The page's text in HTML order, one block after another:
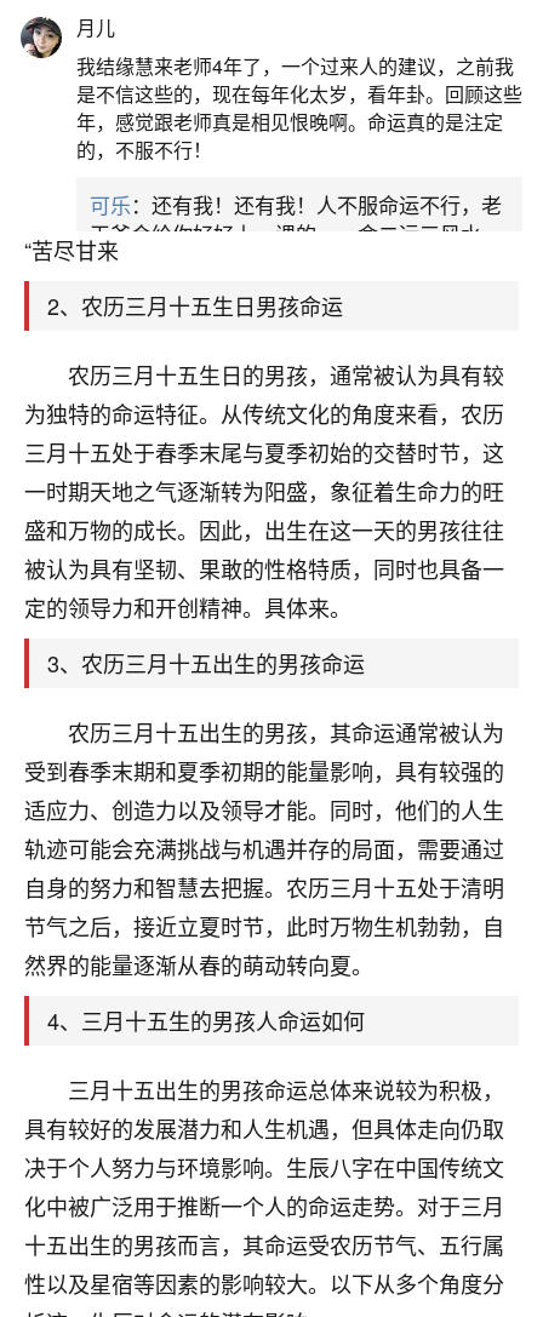
天出生的孩子，常被认为性格稳重务实，尤其若年
份属马或生肖为蛇，更显聪慧果敢、人缘好、贵人
运强。比如2026年农历三月出生的马男孩，热情开
朗、活力充沛，事业上机遇多，适合创业，财运也
较稳定。从命理角度看，三月十五属月中圆满之
日，象征平衡与潜力。有资料提到“平生衣禄绵长”
“苦尽甘来
2、农历三月十五生日男孩命运
农历三月十五生日的男孩，通常被认为具有较
为独特的命运特征。从传统文化的角度来看，农历
三月十五处于春季末尾与夏季初始的交替时节，这
一时期天地之气逐渐转为阳盛，象征着生命力的旺
盛和万物的成长。因此，出生在这一天的男孩往往
被认为具有坚韧、果敢的性格特质，同时也具备一
定的领导力和开创精神。具体来。
3、农历三月十五出生的男孩命运
农历三月十五出生的男孩，其命运通常被认为
受到春季末期和夏季初期的能量影响，具有较强的
适应力、创造力以及领导才能。同时，他们的人生
轨迹可能会充满挑战与机遇并存的局面，需要通过
自身的努力和智慧去把握。农历三月十五处于清明
节气之后，接近立夏时节，此时万物生机勃勃，自
然界的能量逐渐从春的萌动转向夏。
4、三月十五生的男孩人命运如何
三月十五出生的男孩命运总体来说较为积极，
具有较好的发展潜力和人生机遇，但具体走向仍取
决于个人努力与环境影响。生辰八字在中国传统文
化中被广泛用于推断一个人的命运走势。对于三月
十五出生的男孩而言，其命运受农历节气、五行属
性以及星宿等因素的影响较大。以下从多个角度分
月儿
我结缘慧来老师4年了，一个过来人的建议，之前我
是不信这些的，现在每年化太岁，看年卦。回顾这些
年，感觉跟老师真是相见恨晚啊。命运真的是注定
的，不服不行！
可乐：还有我！还有我！人不服命运不行，老
天爷会给你好好上一课的。一命二运三风水，
哪样不服都不行！
平安是福 ：我也是每年找老师化太岁，看年
卦，认识老师3年了，都是缘分啊！
17分钟前 来自湖北 19
心若莲花
我是做餐饮的，这两年，生意屡屡受挫，店开一家关
一家，要么生意不好，生意好的就出事。前些年攒的
家底快败光了，真是倒霉！我也想找人看看到底怎么
回事？
鹿森：你可以找老师看看，人有时不服命不行
太阳当空赵：我也做餐饮的，生意不算大，但
址、风水、还有开业日子，哪哪都看了，虽然
大环境不好，但是我家生意还可以，前几天又
刚找老师做了补财库，希望财运更好一点！
2小时前 来自海南
梦醒时分
我女儿高二叛逆，大半年不上学，一说她就要死要活
的，把我们两口子愁的不行，朋友给我推荐的慧来老
师，一开始我是病急乱投医，这半年来，法事一个个
做完，我女儿跟变了个人一样，不期望她能考多好的
大学，只要能安安稳稳的把书读了，身体心理都健健
鹿森：可怜天下父母心啊！
3小时前 来自河北 16
付深
我是公司人事调整，有升迁机会，但同时竞争的我们
三个，找老师的时候是抱着侥幸心理，没想到老师看